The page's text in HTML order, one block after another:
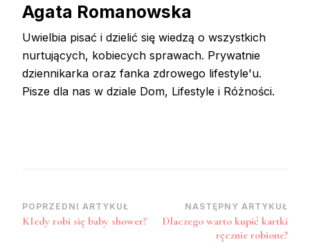
Agata Romanowska
Uwielbia pisać i dzielić się wiedzą o wszystkich
nurtujących, kobiecych sprawach. Prywatnie
dziennikarka oraz fanka zdrowego lifestyle'u.
Pisze dla nas w dziale Dom, Lifestyle i Różności.
Zobacz
wpisy
POPRZEDNI ARTYKUŁ
KIedy robi się baby shower?
NASTĘPNY ARTYKUŁ
Dlaczego warto kupić kartki
ręcznie robione?